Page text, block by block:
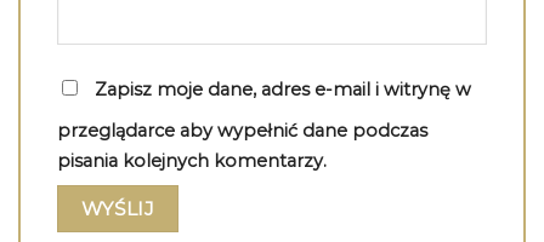
Zapisz moje dane, adres e-mail i witrynę w
przeglądarce aby wypełnić dane podczas
pisania kolejnych komentarzy.